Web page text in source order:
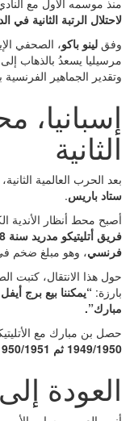
موسمه الأول مع النادي،
الرتبة الثانية في الدوري،
لينو باكو ، الصحفي
يسعدُ بالذهاب إلى
الجماهير الفرنسية
الحرب العالمية
باريس .
محط أنظار الأندية
أتليتيكو مدريد سنة 1948
، وهو مبلغ ضخم في
هذا الانتقال، كتبت
“يمكننا بيع برج
بن مبارك مع الأتليتيكو
ثم 1950/1951، مسجلا 60 هدفا خلال 122 مبارة شارك فيها.